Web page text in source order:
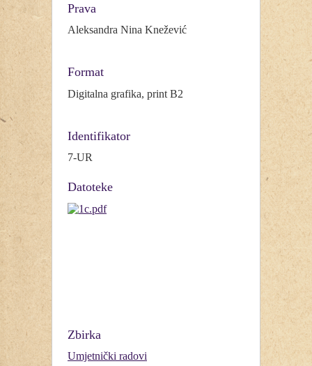
Prava
Aleksandra Nina Knežević
Format
Digitalna grafika, print B2
Identifikator
7-UR
Datoteke
Zbirka
Umjetnički radovi